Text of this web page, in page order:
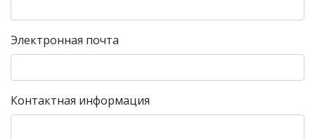
Электронная почта
Контактная информация